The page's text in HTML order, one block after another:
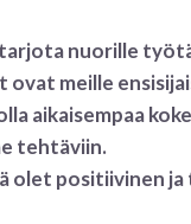
nuorille
meille
aikaisempaa
tehtäviin.
olet positiivinen ja